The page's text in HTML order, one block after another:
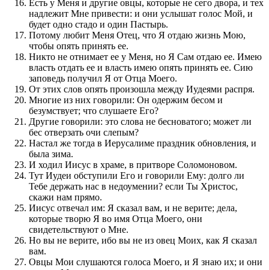
Есть у Меня и другие овцы, которые не сего двора, и тех
надлежит Мне привести: и они услышат голос Мой, и
будет одно стадо и один Пастырь.
Потому любит Меня Отец, что Я отдаю жизнь Мою,
чтобы опять принять ее.
Никто не отнимает ее у Меня, но Я Сам отдаю ее. Имею
власть отдать ее и власть имею опять принять ее. Сию
заповедь получил Я от Отца Моего.
От этих слов опять произошла между Иудеями распря.
Многие из них говорили: Он одержим бесом и
безумствует; что слушаете Его?
Другие говорили: это слова не бесноватого; может ли
бес отверзать очи слепым?
Настал же тогда в Иерусалиме праздник обновления, и
была зима.
И ходил Иисус в храме, в притворе Соломоновом.
Тут Иудеи обступили Его и говорили Ему: долго ли
Тебе держать нас в недоумении? если Ты Христос,
скажи нам прямо.
Иисус отвечал им: Я сказал вам, и не верите; дела,
которые творю Я во имя Отца Моего, они
свидетельствуют о Мне.
Но вы не верите, ибо вы не из овец Моих, как Я сказал
вам.
Овцы Мои слушаются голоса Моего, и Я знаю их; и они